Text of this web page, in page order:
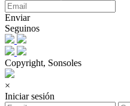
Enviar
Seguinos
Copyright, Sonsoles
×
Iniciar sesión